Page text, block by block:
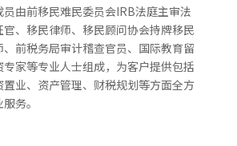
由前移民难民委员会IRB法庭主审法
、移民律师、移民顾问协会持牌移民
前税务局审计稽查官员、国际教育留
家等专业人士组成，为客户提供包括
业、资产管理、财税规划等方面全方
务。